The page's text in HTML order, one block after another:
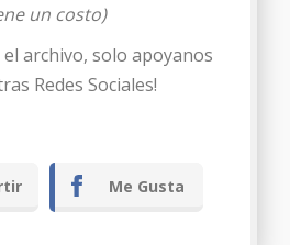
un costo)
archivo, solo apoyanos
Redes Sociales!
Me Gusta